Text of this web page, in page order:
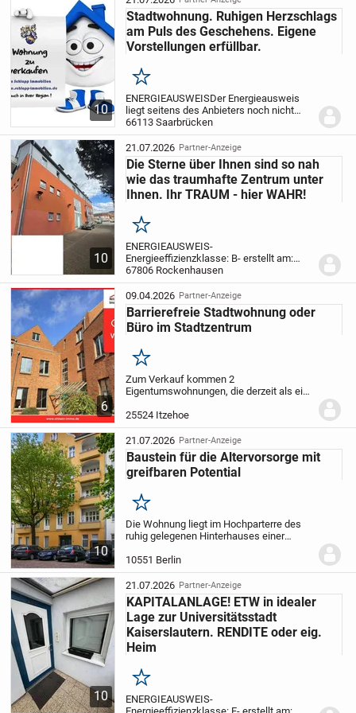
10
Stadtwohnung. Ruhigen Herzschlags
am Puls des Geschehens. Eigene
Vorstellungen erfüllbar.
Merken
ENERGIEAUSWEISDer Energieausweis
liegt seitens des Anbieters noch nicht
vor.---------------Diese Drei-Zimmer-
Dachgeschosswohnung wurde im Jahr
2025 gebaut und im selben Jahr mit
moderner...
66113 Saarbrücken
10
21.07.2026 Partner-Anzeige
Die Sterne über Ihnen sind so nah
wie das traumhafte Zentrum unter
Ihnen. Ihr TRAUM - hier WAHR!
Merken
ENERGIEAUSWEIS-
Energieeffizienzklasse: B- erstellt am:
23.11.2023- gültig bis: 23.11.2033
Energieausweises: nach Verbrauch-
Verbrauchskennwert insgesamt: ca. 73
kWh/(m²a)- Verbrauch...
67806 Rockenhausen
6
09.04.2026 Partner-Anzeige
Barrierefreie Stadtwohnung oder
Büro im Stadtzentrum
Merken
Zum Verkauf kommen 2
Eigentumswohnungen, die derzeit als eine
Eigentumswohnungen befindet sich auf
einem innerstädtischen Grundstück und
in einem voll unterkellerten,...
25524 Itzehoe
10
21.07.2026 Partner-Anzeige
Baustein für die Altervorsorge mit
greifbaren Potential
Merken
Die Wohnung liegt im Hochparterre des
ruhig gelegenen Hinterhauses einer
1908 mit insgesamt 24 Einheiten und ist
zum Innenhof ausgerichtet.Die Wohnung
verfügt über...
10551 Berlin
10
21.07.2026 Partner-Anzeige
KAPITALANLAGE! ETW in idealer
Lage zur Universitätsstadt
Kaiserslautern. RENDITE oder eig.
Heim
Merken
ENERGIEAUSWEIS-